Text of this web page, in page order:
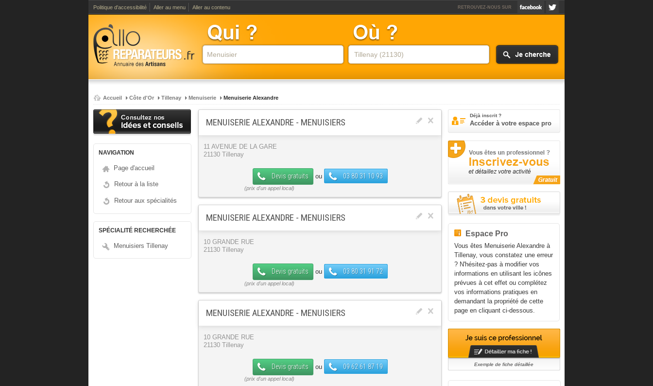
Politique d'accessibilité Aller au menu Aller au contenu RETROUVEZ-NOUS SUR
Accueil Côte d'Or Tillenay Menuiserie Menuiserie Alexandre
NAVIGATION
Page d'accueil
Retour à la liste
Retour aux spécialités
SPÉCIALITÉ RECHERCHÉE
Menuisiers Tillenay
MENUISERIE ALEXANDRE - MENUISIERS
11 AVENUE DE LA GARE
21130 Tillenay
Devis gratuits ou 03 80 31 10 93
MENUISERIE ALEXANDRE - MENUISIERS
10 GRANDE RUE
21130 Tillenay
Devis gratuits ou 03 80 31 91 72
MENUISERIE ALEXANDRE - MENUISIERS
10 GRANDE RUE
21130 Tillenay
Devis gratuits ou 09 62 61 87 19
Déjà inscrit ?
Accéder à votre espace pro
Espace Pro
Vous êtes Menuiserie Alexandre à
Tillenay, vous constatez une erreur
? N'hésitez-pas à modifier vos
informations en utilisant les icônes
prévues à cet effet ou complétez
vos informations pratiques en
demandant la propriété de cette
page en cliquant ci-dessous.
Exemple de fiche détaillée